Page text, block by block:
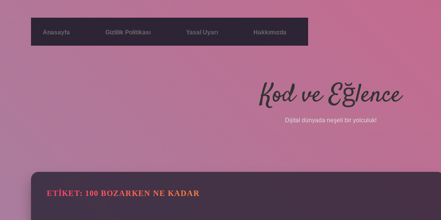
Anasayfa Gizlilik Politikası Yasal Uyarı Hakkımızda
Kod ve Eğlence
Dijital dünyada neşeli bir yolculuk!
ETIKET: 100 BOZARKEN NE KADAR